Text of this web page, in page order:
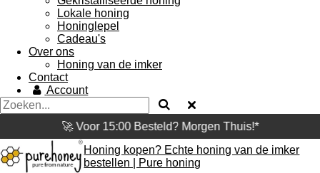
Lokale honing
Honinglepel
Cadeau's
Over ons
Honing van de imker
Contact
Account
❤️ Vriendelijke Klantenservice
Honing kopen? Echte honing van de imker
bestellen | Pure honing